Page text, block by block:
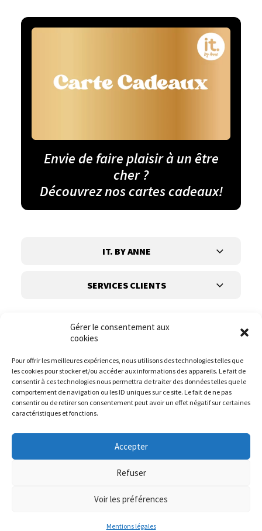
Gérer le consentement aux
cookies
Pour offrir les meilleures expériences, nous utilisons des technologies telles que
les cookies pour stocker et/ou accéder aux informations des appareils. Le fait de
consentir à ces technologies nous permettra de traiter des données telles que le
comportement de navigation ou les ID uniques sur ce site. Le fait de ne pas
consentir ou de retirer son consentement peut avoir un effet négatif sur certaines
caractéristiques et fonctions.
Accepter
Refuser
Voir les préférences
Mentions légales
Envie de faire plaisir à un être
cher ?
Découvrez nos cartes cadeaux!
IT. BY ANNE
SERVICES CLIENTS
Suivez-nous
Website :DIREXION.BE